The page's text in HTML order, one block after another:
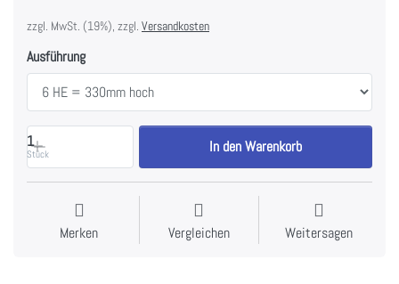
zzgl. MwSt. (19%), zzgl. Versandkosten
Ausführung
1
Stück In den Warenkorb
Merken Vergleichen Weitersagen